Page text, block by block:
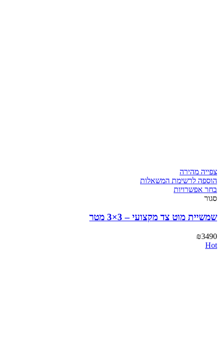
צפייה מהירה
הוספה לרשימת המשאלות
בחר אפשרויות
סגור
שמשיית מוט צד מקצועי – 3×3 מטר
₪3490
Hot